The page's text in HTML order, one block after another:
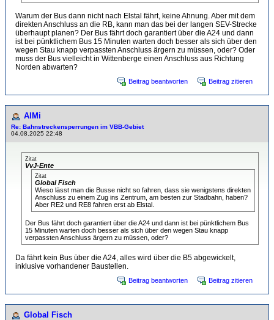
Warum der Bus dann nicht nach Elstal fährt, keine Ahnung. Aber mit dem
direkten Anschluss an die RB, kann man das bei der langen SEV-Strecke
überhaupt planen? Der Bus fährt doch garantiert über die A24 und dann
ist bei pünktlichem Bus 15 Minuten warten doch besser als sich über den
wegen Stau knapp verpassten Anschluss ärgern zu müssen, oder? Oder
muss der Bus vielleicht in Wittenberge einen Anschluss aus Richtung
Norden abwarten?
Beitrag beantworten Beitrag zitieren
AlMi
Re: Bahnstreckensperrungen im VBB-Gebiet
04.08.2025 22:48
Zitat
VvJ-Ente
Zitat
Global Fisch
Wieso lässt man die Busse nicht so fahren, dass sie wenigstens direkten
Anschluss zu einem Zug ins Zentrum, am besten zur Stadbahn, haben?
Aber RE2 und RE8 fahren erst ab Elstal.
Der Bus fährt doch garantiert über die A24 und dann ist bei pünktlichem Bus
15 Minuten warten doch besser als sich über den wegen Stau knapp
verpassten Anschluss ärgern zu müssen, oder?
Da fährt kein Bus über die A24, alles wird über die B5 abgewickelt,
inklusive vorhandener Baustellen.
Beitrag beantworten Beitrag zitieren
Global Fisch